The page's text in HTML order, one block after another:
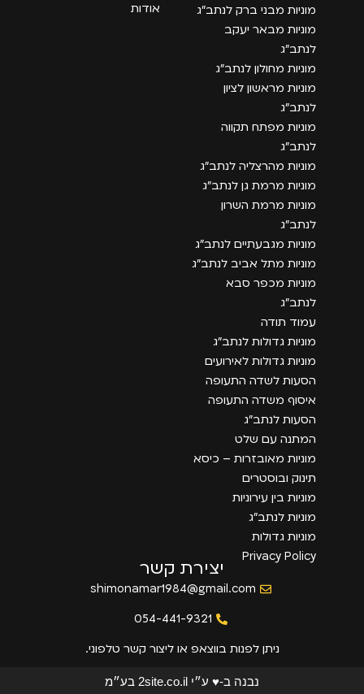
מוניות מבני ברק לנתב״ג
מוניות מבאר יעקב
לנתב״ג
מוניות מחולון לנתב״ג
מוניות מראשון לציון
לנתב״ג
מוניות מפתח תקווה
לנתב״ג
מוניות מהרצליה לנתב״ג
מוניות מרמת גן לנתב״ג
מוניות מרמת השרון
לנתב״ג
מוניות מגבעתיים לנתב״ג
מוניות מתל אביב לנתב״ג
מוניות מכפר סבא
לנתב״ג
עמוד תודה
מוניות גדולות לנתב״ג
מוניות גדולות לאירועים
הסעות לשדה התעופה
איסוף משדה התעופה
הסעות לנתב״ג
המתנה עם שלט
מוניות מאובזרות – כיסא
תינוק ובוסטרים
מוניות בין עירוניות
מוניות לנתב״ג
מוניות גדולות
Privacy Policy
אודות
יצירת קשר
shimonamar1984@gmail.com
054-441-9321
ניתן לפנות בווצאפ או ליצור קשר טלפוני.
נבנה ב-♥ ע״י 2site.co.il בע״מ